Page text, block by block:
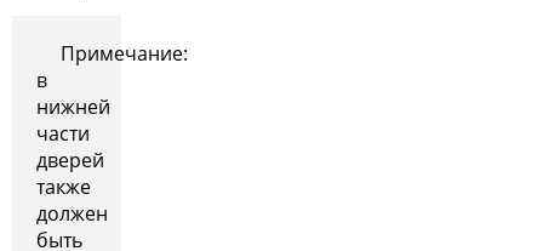
Примечание:
в
нижней
части
дверей
также
должен
быть